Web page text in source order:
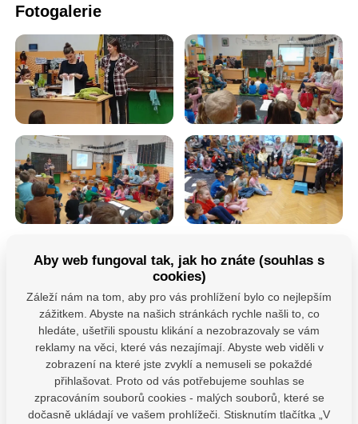
Fotogalerie
Máte dotazy?
Kontaktujte nás
SDÍLEJTE:
Aby web fungoval tak, jak ho znáte (souhlas s
cookies)
Záleží nám na tom, aby pro vás prohlížení bylo co nejlepším
zážitkem. Abyste na našich stránkách rychle našli to, co
hledáte, ušetřili spoustu klikání a nezobrazovaly se vám
reklamy na věci, které vás nezajímají. Abyste web viděli v
zobrazení na které jste zvyklí a nemuseli se pokaždé
přihlašovat. Proto od vás potřebujeme souhlas se
zpracováním souborů cookies - malých souborů, které se
dočasně ukládají ve vašem prohlížeči. Stisknutím tlačítka „V